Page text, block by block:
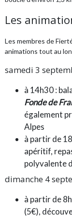
Les
Les membres de
animations tout au
samedi 3
à 14h30 :
Fonde de
également
Alpes
à partir de
apéritif,
polyvalente
dimanche 4
à partir de
(5€),